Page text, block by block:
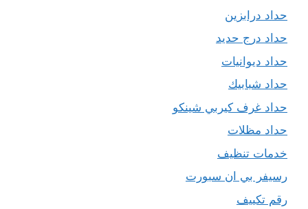
حداد درابزين
حداد درج حديد
حداد ديوانيات
حداد شبابيك
حداد غرف كيربي شينكو
حداد مظلات
خدمات تنظيف
رسيفر بي ان سبورت
رقم تكييف